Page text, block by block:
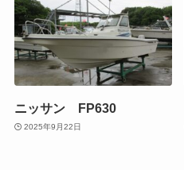
ニッサン FP630
2025年9月22日